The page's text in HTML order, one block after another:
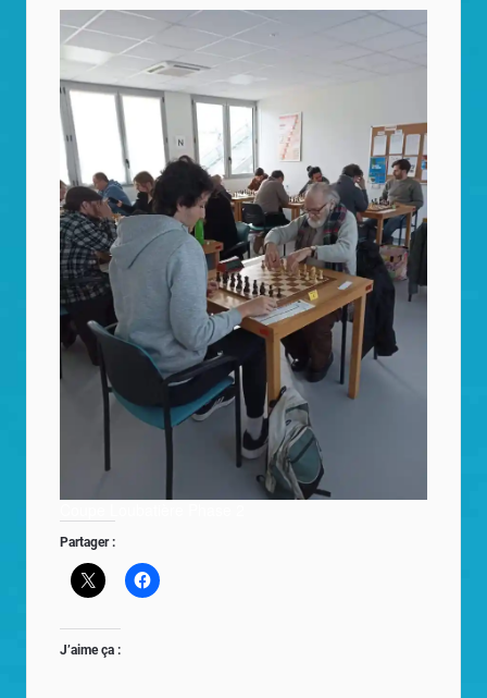
Partager :
J’aime ça :